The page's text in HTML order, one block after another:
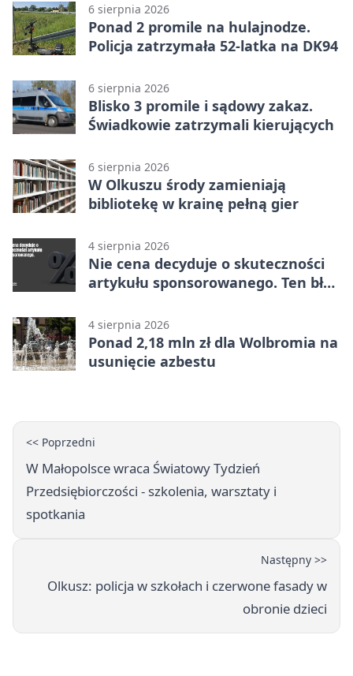
6 sierpnia 2026
Ponad 2 promile na hulajnodze.
Policja zatrzymała 52-latka na DK94
6 sierpnia 2026
Blisko 3 promile i sądowy zakaz.
Świadkowie zatrzymali kierujących
6 sierpnia 2026
W Olkuszu środy zamieniają
bibliotekę w krainę pełną gier
4 sierpnia 2026
Nie cena decyduje o skuteczności
artykułu sponsorowanego. Ten błąd
4 sierpnia 2026
Ponad 2,18 mln zł dla Wolbromia na
usunięcie azbestu
<< Poprzedni
W Małopolsce wraca Światowy Tydzień
Przedsiębiorczości - szkolenia, warsztaty i
spotkania
Następny >>
Olkusz: policja w szkołach i czerwone fasady w
obronie dzieci